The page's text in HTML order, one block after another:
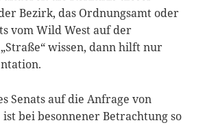
Bezirk, das Ordnungsamt oder
vom Wild West auf der
wissen, dann hilft nur
Senats auf die Anfrage von
ist bei besonnener Betrachtung so